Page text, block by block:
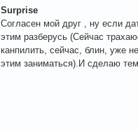
Surprise
Согласен мой друг , ну если
этим разберусь (Сейчас
канпилить, сейчас, блин, уже
этим заниматься).И сделаю